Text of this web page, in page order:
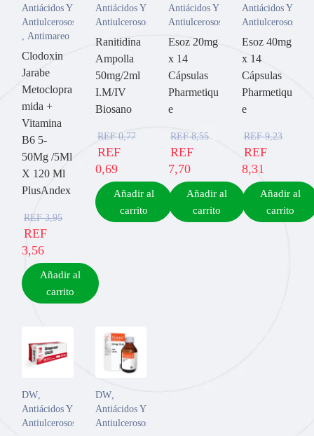
Antiácidos Y
Antiulcerosos
Antimareo
Clodoxin
Jarabe
Metoclopra
mida +
Vitamina
B6 5-
50Mg /5Ml
X 120 Ml
PlusAndex
REF3,95
REF
3,56
Añadir al
carrito
Antiácidos Y
Antiulcerosos
Ranitidina
Ampolla
50mg/2ml
I.M/IV
Biosano
REF0,77
REF
0,69
Añadir al
carrito
Antiácidos Y
Antiulcerosos
Esoz 20mg
x 14
Cápsulas
Pharmetiqu
e
REF8,55
REF
7,70
Añadir al
carrito
Antiácidos Y
Antiulcerosos
Esoz 40mg
x 14
Cápsulas
Pharmetiqu
e
REF9,23
REF
8,31
Añadir al
carrito
DW,
Antiácidos Y
Antiulcerosos
DW,
Antiácidos Y
Antiulcerosos